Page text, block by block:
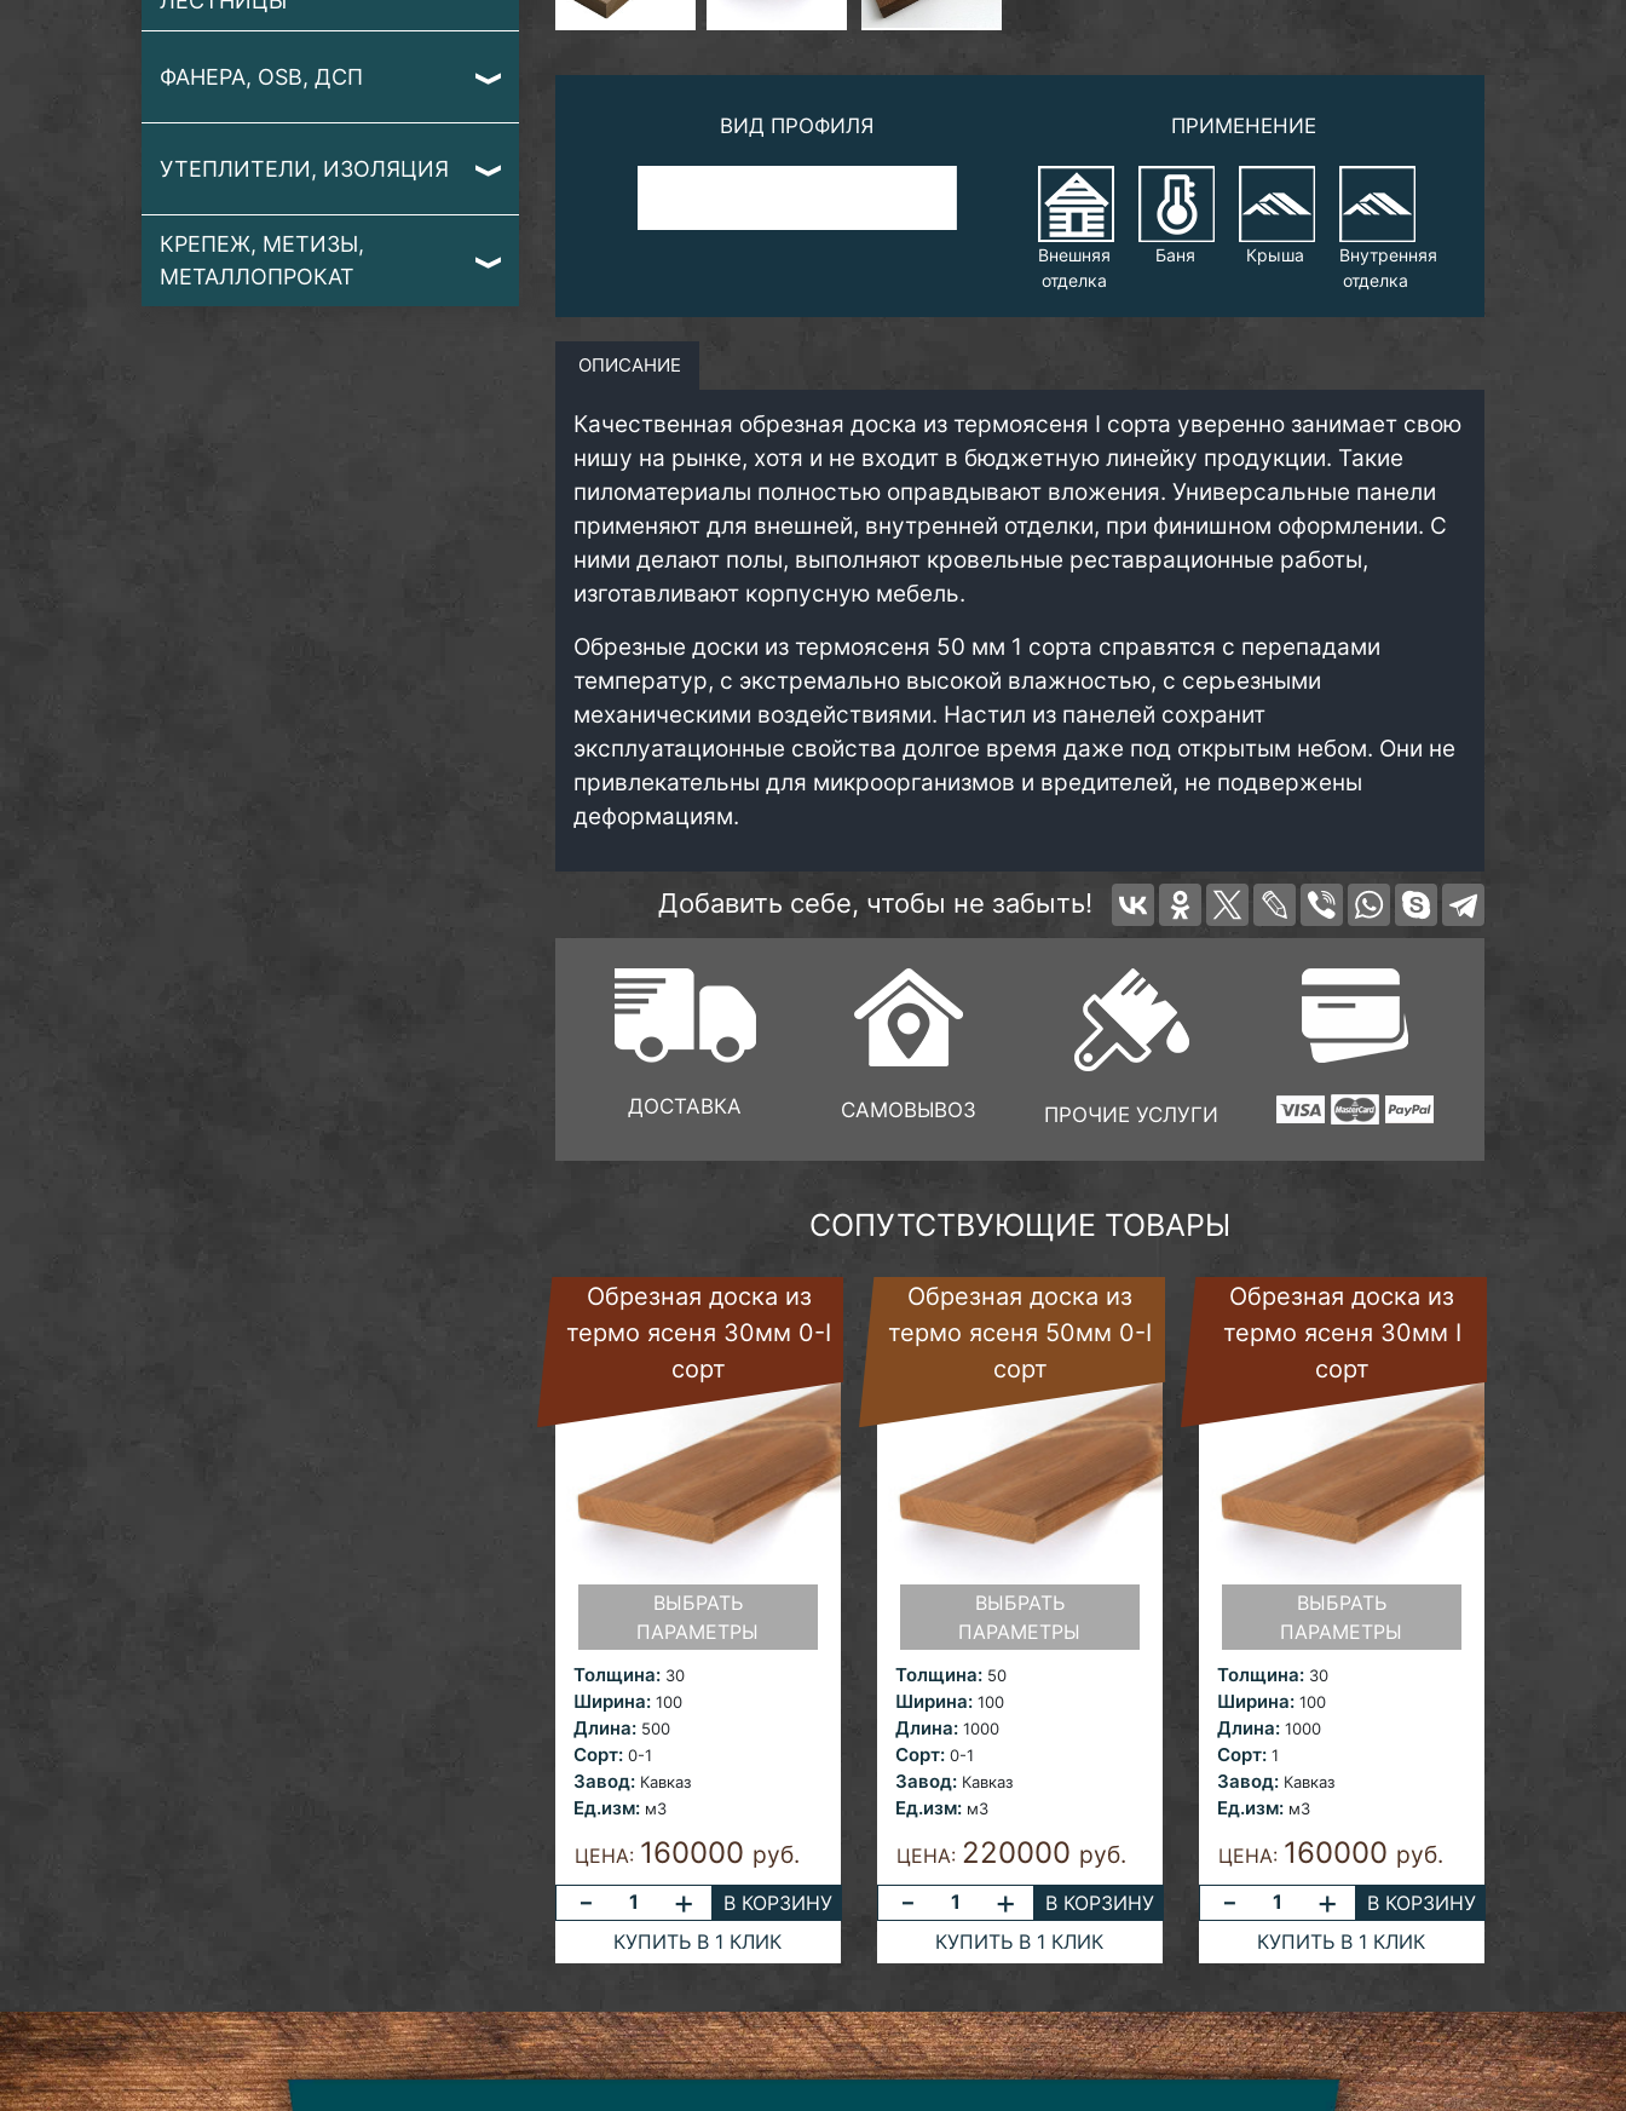
ФАНЕРА, OSB, ДСП
УТЕПЛИТЕЛИ, ИЗОЛЯЦИЯ
КРЕПЕЖ, МЕТИЗЫ,
МЕТАЛЛОПРОКАТ
ВИД ПРОФИЛЯ ПРИМЕНЕНИЕ
Внешняя
отделка
Баня Крыша
Внутренняя
отделка
ОПИСАНИЕ
Качественная обрезная доска из термоясеня I сорта уверенно занимает свою
нишу на рынке, хотя и не входит в бюджетную линейку продукции. Такие
пиломатериалы полностью оправдывают вложения. Универсальные панели
применяют для внешней, внутренней отделки, при финишном оформлении. С
ними делают полы, выполняют кровельные реставрационные работы,
изготавливают корпусную мебель.
Обрезные доски из термоясеня 50 мм 1 сорта справятся с перепадами
температур, с экстремально высокой влажностью, с серьезными
механическими воздействиями. Настил из панелей сохранит
эксплуатационные свойства долгое время даже под открытым небом. Они не
привлекательны для микроорганизмов и вредителей, не подвержены
деформациям.
Добавить себе, чтобы не забыть!
ДОСТАВКА САМОВЫВОЗ ПРОЧИЕ УСЛУГИ
СОПУТСТВУЮЩИЕ ТОВАРЫ
Обрезная доска из
термо ясеня 30мм 0-I
сорт
ВЫБРАТЬ
ПАРАМЕТРЫ
Толщина: 30
Ширина: 100
Длина: 500
Сорт: 0-1
Завод: Кавказ
Ед.изм: м3
ЦЕНА: 160000 руб.
- +
В КОРЗИНУ
КУПИТЬ В 1 КЛИК
Обрезная доска из
термо ясеня 50мм 0-I
сорт
ВЫБРАТЬ
ПАРАМЕТРЫ
Толщина: 50
Ширина: 100
Длина: 1000
Сорт: 0-1
Завод: Кавказ
Ед.изм: м3
ЦЕНА: 220000 руб.
- +
В КОРЗИНУ
КУПИТЬ В 1 КЛИК
Обрезная доска из
термо ясеня 30мм I
сорт
ВЫБРАТЬ
ПАРАМЕТРЫ
Толщина: 30
Ширина: 100
Длина: 1000
Сорт: 1
Завод: Кавказ
Ед.изм: м3
ЦЕНА: 160000 руб.
- +
В КОРЗИНУ
КУПИТЬ В 1 КЛИК